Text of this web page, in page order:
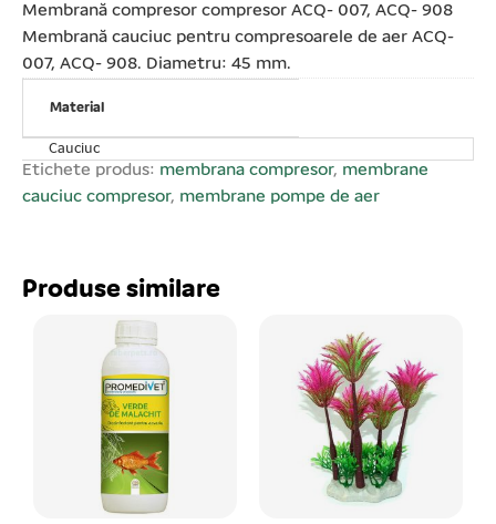
Membrană compresor compresor ACQ- 007, ACQ- 908
Membrană cauciuc pentru compresoarele de aer ACQ-
007, ACQ- 908. Diametru: 45 mm.
Material
Cauciuc
Etichete produs: membrana compresor, membrane
cauciuc compresor, membrane pompe de aer
Produse similare
Set pungi cu inchidere
fermoar ziplock
120×170 mm
1 buc. per set
19.96 lei